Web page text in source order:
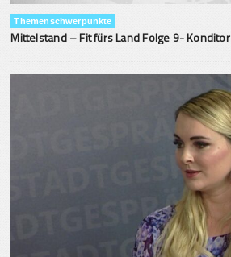
Themenschwerpunkte
Mittelstand – Fit fürs Land Folge 9- Konditor